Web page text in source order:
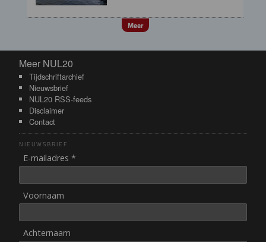
Meer
Meer NUL20
Meer NUL20
Tijdschriftarchief
Nieuwsbrief
NUL20 RSS-feeds
Disclaimer
Contact
NIEUWSBRIEF
E-mailadres *
Voornaam
Achternaam